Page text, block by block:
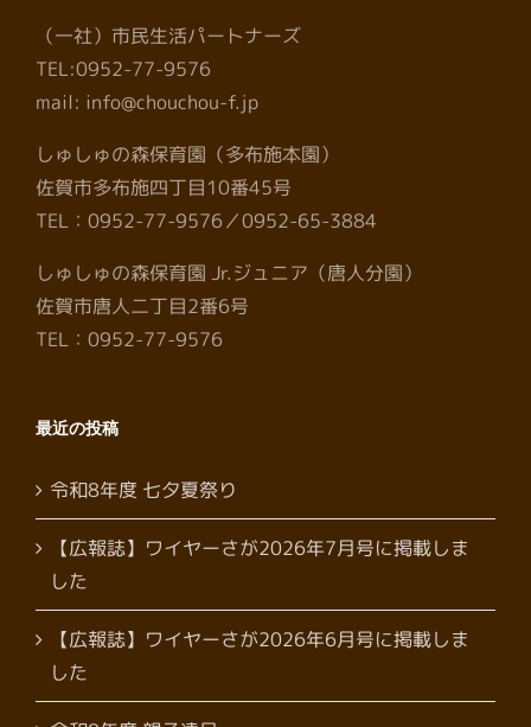
（一社）市民生活パートナーズ
TEL:0952-77-9576
mail: info@chouchou-f.jp
しゅしゅの森保育園（多布施本園）
佐賀市多布施四丁目10番45号
TEL：0952-77-9576／0952-65-3884
しゅしゅの森保育園 Jr.ジュニア（唐人分園）
佐賀市唐人二丁目2番6号
TEL：0952-77-9576
最近の投稿
令和8年度 七夕夏祭り
【広報誌】ワイヤーさが2026年7月号に掲載しま
した
【広報誌】ワイヤーさが2026年6月号に掲載しま
した